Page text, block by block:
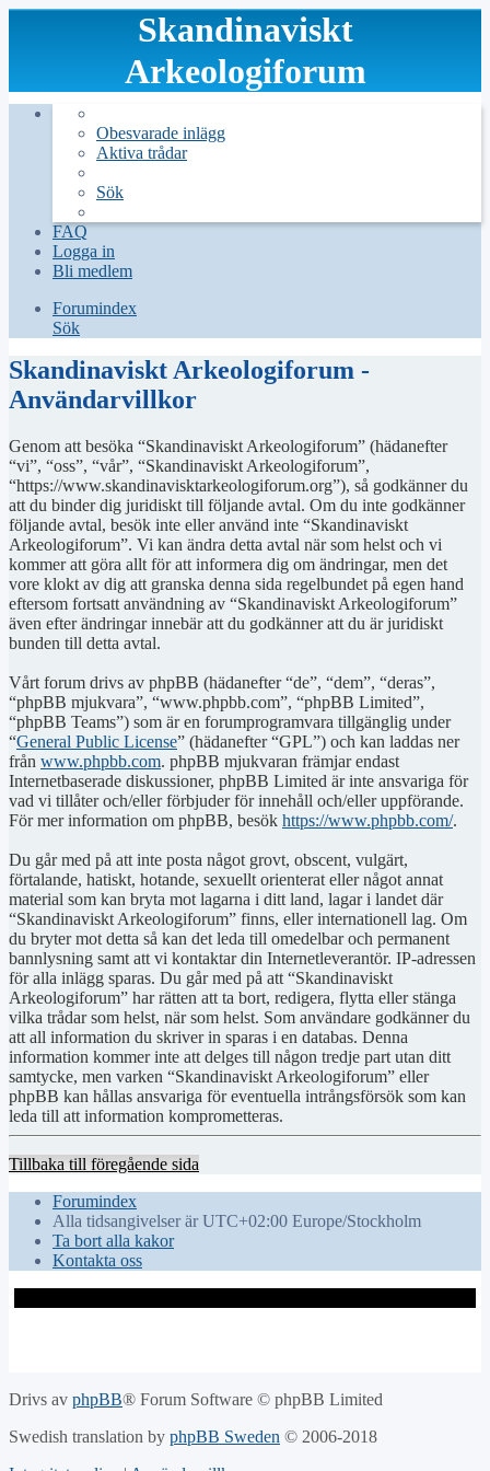
Skandinaviskt
Arkeologiforum
Obesvarade inlägg
Aktiva trådar
Sök
FAQ
Logga in
Bli medlem
Forumindex
Sök
Skandinaviskt Arkeologiforum -
Användarvillkor
Genom att besöka “Skandinaviskt Arkeologiforum” (hädanefter
“vi”, “oss”, “vår”, “Skandinaviskt Arkeologiforum”,
“https://www.skandinavisktarkeologiforum.org”), så godkänner du
att du binder dig juridiskt till följande avtal. Om du inte godkänner
följande avtal, besök inte eller använd inte “Skandinaviskt
Arkeologiforum”. Vi kan ändra detta avtal när som helst och vi
kommer att göra allt för att informera dig om ändringar, men det
vore klokt av dig att granska denna sida regelbundet på egen hand
eftersom fortsatt användning av “Skandinaviskt Arkeologiforum”
även efter ändringar innebär att du godkänner att du är juridiskt
bunden till detta avtal.
Vårt forum drivs av phpBB (hädanefter “de”, “dem”, “deras”,
“phpBB mjukvara”, “www.phpbb.com”, “phpBB Limited”,
“phpBB Teams”) som är en forumprogramvara tillgänglig under
“General Public License” (hädanefter “GPL”) och kan laddas ner
från www.phpbb.com. phpBB mjukvaran främjar endast
Internetbaserade diskussioner, phpBB Limited är inte ansvariga för
vad vi tillåter och/eller förbjuder för innehåll och/eller uppförande.
För mer information om phpBB, besök https://www.phpbb.com/.
Du går med på att inte posta något grovt, obscent, vulgärt,
förtalande, hatiskt, hotande, sexuellt orienterat eller något annat
material som kan bryta mot lagarna i ditt land, lagar i landet där
“Skandinaviskt Arkeologiforum” finns, eller internationell lag. Om
du bryter mot detta så kan det leda till omedelbar och permanent
bannlysning samt att vi kontaktar din Internetleverantör. IP-adressen
för alla inlägg sparas. Du går med på att “Skandinaviskt
Arkeologiforum” har rätten att ta bort, redigera, flytta eller stänga
vilka trådar som helst, när som helst. Som användare godkänner du
att all information du skriver in sparas i en databas. Denna
information kommer inte att delges till någon tredje part utan ditt
samtycke, men varken “Skandinaviskt Arkeologiforum” eller
phpBB kan hållas ansvariga för eventuella intrångsförsök som kan
leda till att information komprometteras.
Tillbaka till föregående sida
Forumindex
Alla tidsangivelser är UTC+02:00 Europe/Stockholm
Ta bort alla kakor
Kontakta oss
Drivs av phpBB® Forum Software © phpBB Limited
Swedish translation by phpBB Sweden © 2006-2018